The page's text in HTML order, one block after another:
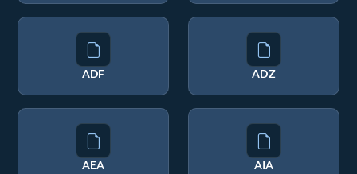
ADF ADZ
AEA AIA